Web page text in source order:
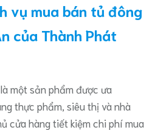
vụ mua bán tủ đông
của Thành Phát
một sản phẩm được ưa
thực phẩm, siêu thị và nhà
cửa hàng tiết kiệm chi phí mua